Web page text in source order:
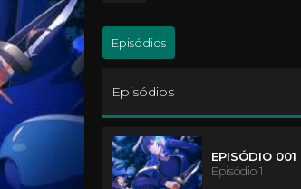
Episódios
Episódios
EPISÓDIO 001
Episódio 1